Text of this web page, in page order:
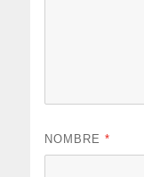
NOMBRE*